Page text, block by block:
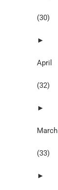
(30)
►
April
(32)
►
March
(33)
►